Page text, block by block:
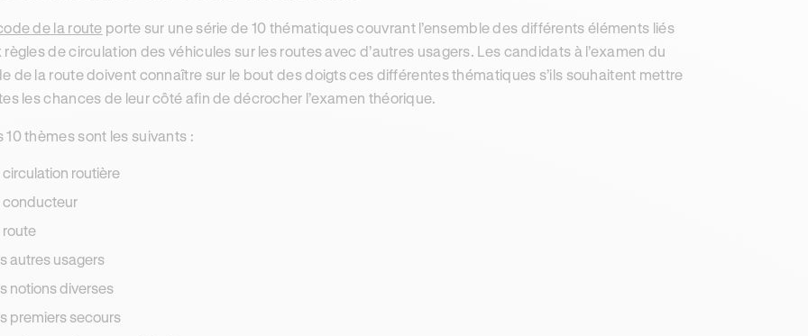
de la route porte sur une série de 10 thématiques couvrant l’ensemble des différents éléments liés
règles de circulation des véhicules sur les routes avec d’autres usagers. Les candidats à l’examen du
de la route doivent connaître sur le bout des doigts ces différentes thématiques s’ils souhaitent mettre
les chances de leur côté afin de décrocher l’examen théorique.
10 thèmes sont les suivants :
circulation routière
conducteur
route
autres usagers
notions diverses
premiers secours